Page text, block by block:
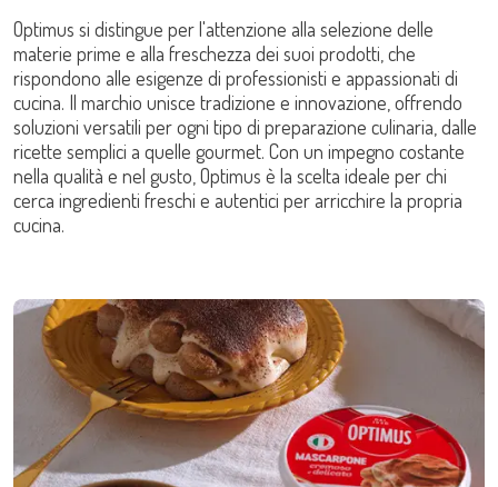
Optimus si distingue per l'attenzione alla selezione delle
materie prime e alla freschezza dei suoi prodotti, che
rispondono alle esigenze di professionisti e appassionati di
cucina. Il marchio unisce tradizione e innovazione, offrendo
soluzioni versatili per ogni tipo di preparazione culinaria, dalle
ricette semplici a quelle gourmet. Con un impegno costante
nella qualità e nel gusto, Optimus è la scelta ideale per chi
cerca ingredienti freschi e autentici per arricchire la propria
cucina.